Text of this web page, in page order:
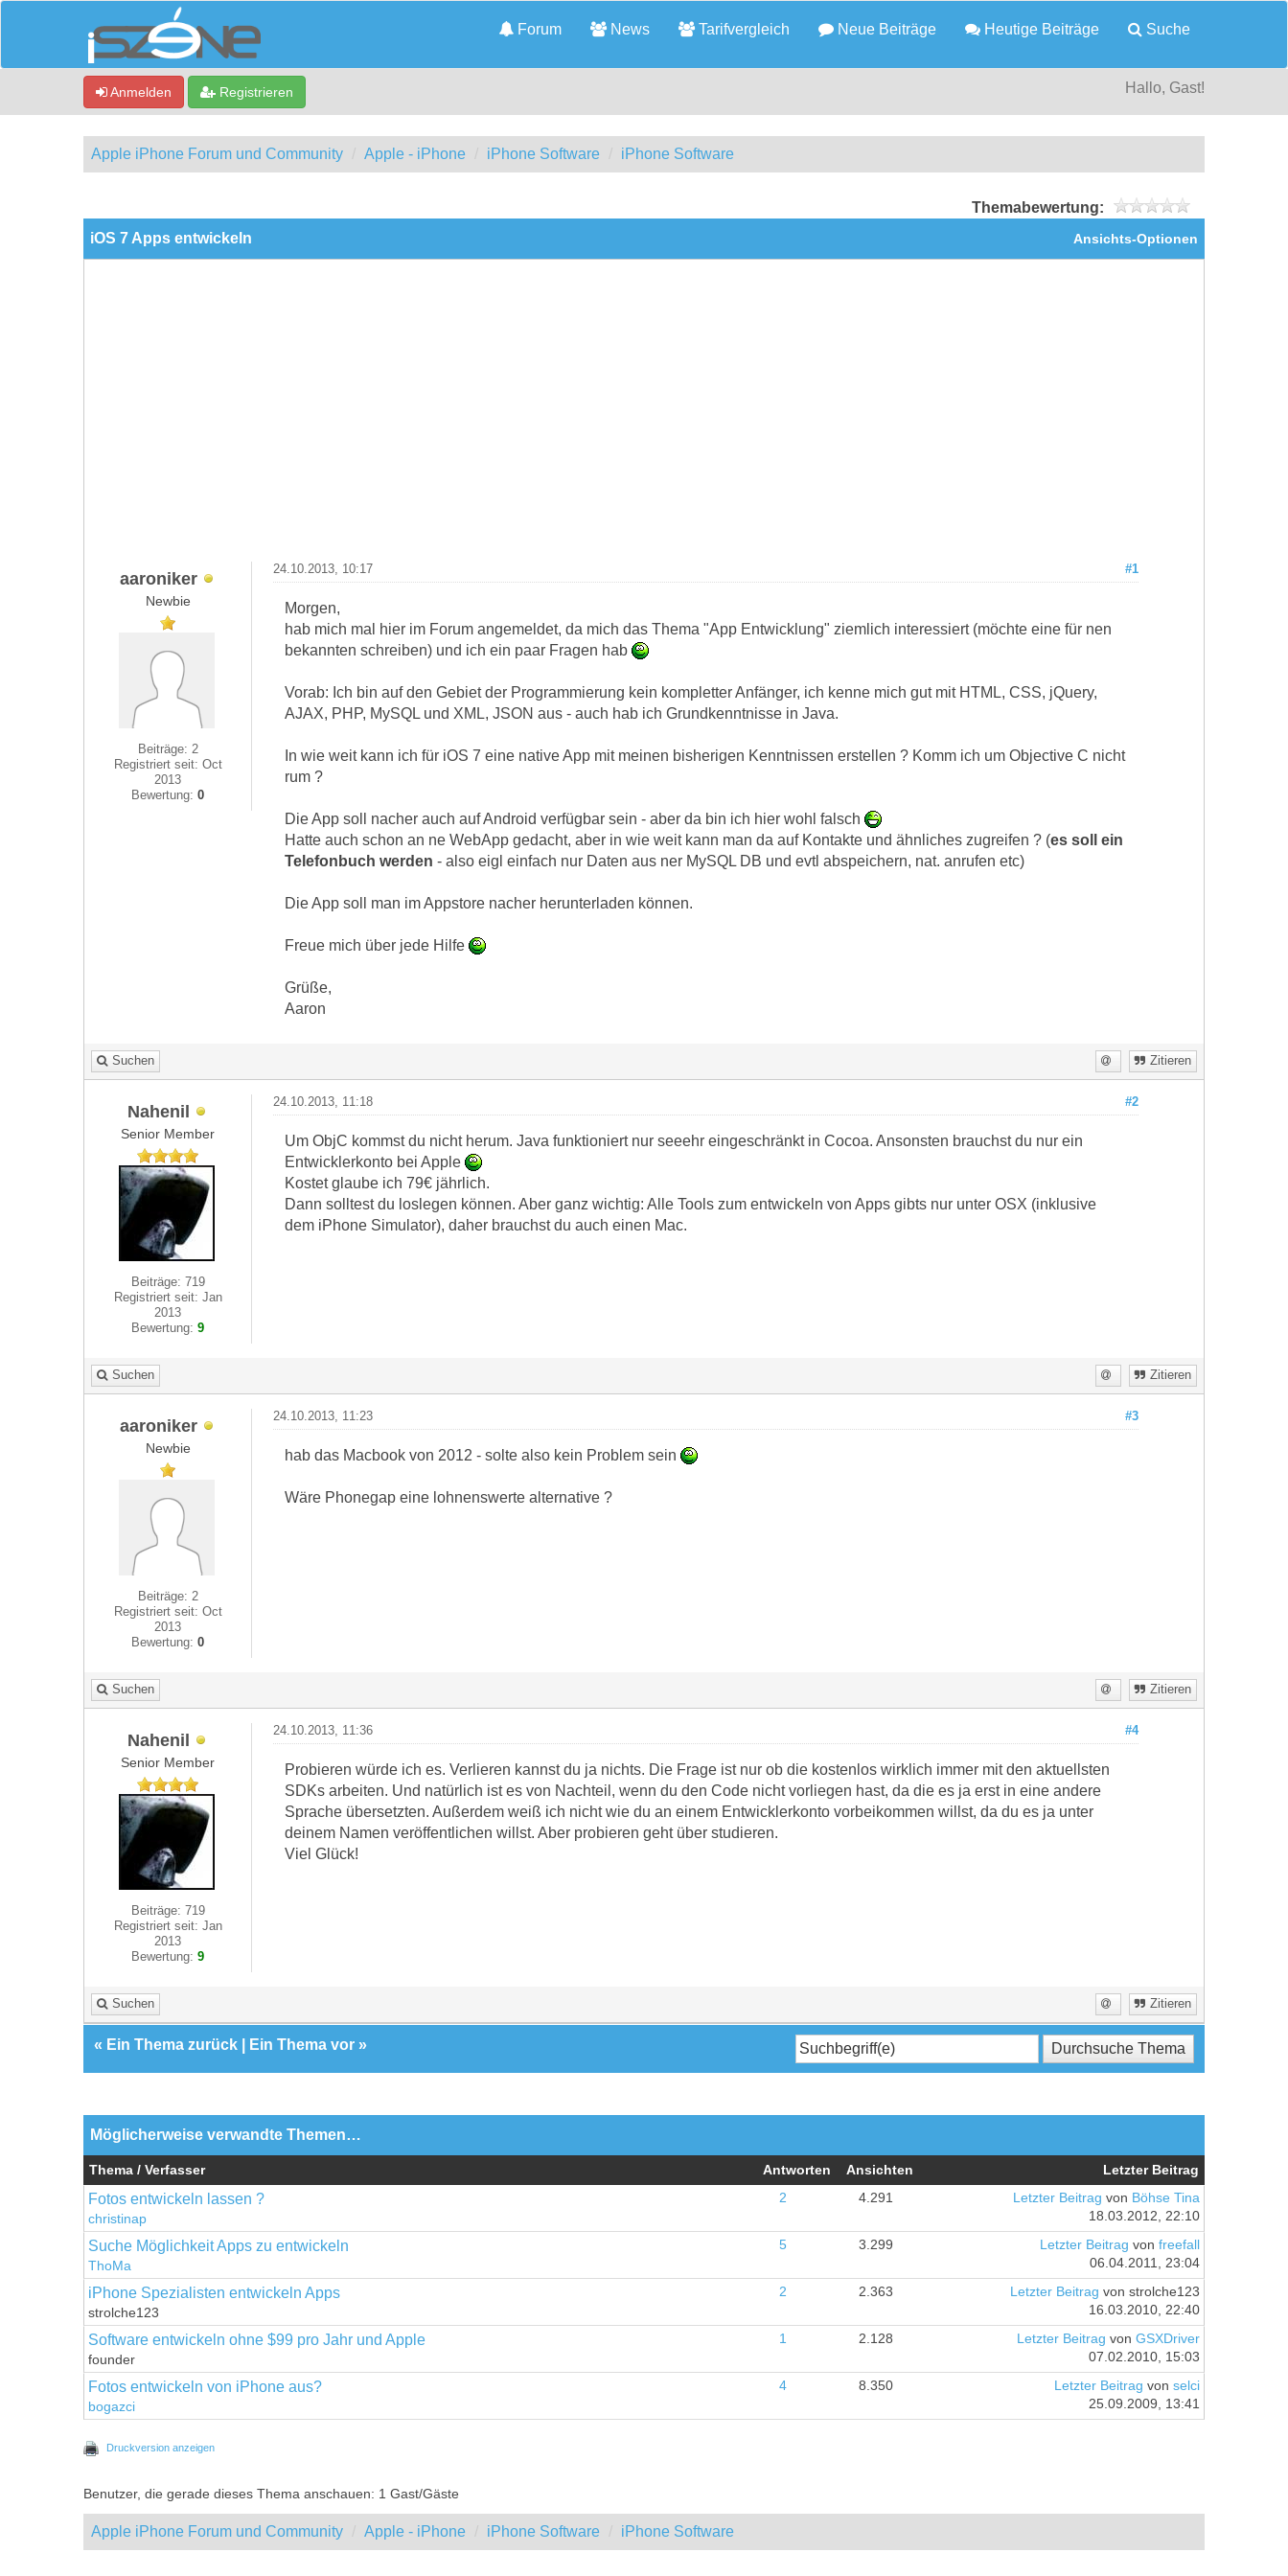
Forum News Tarifvergleich Neue Beiträge Heutige Beiträge Suche
Anmelden Registrieren Hallo, Gast!
Apple iPhone Forum und Community Apple - iPhone iPhone Software iPhone Software
Themabewertung:
Ansichts-Optionen
iOS 7 Apps entwickeln
aaroniker
Newbie
Beiträge: 2
Registriert seit: Oct
2013
Bewertung:0
#1
24.10.2013, 10:17
Morgen,
hab mich mal hier im Forum angemeldet, da mich das Thema "App Entwicklung" ziemlich interessiert (möchte eine für nen
bekannten schreiben) und ich ein paar Fragen hab
Vorab: Ich bin auf den Gebiet der Programmierung kein kompletter Anfänger, ich kenne mich gut mit HTML, CSS, jQuery,
AJAX, PHP, MySQL und XML, JSON aus - auch hab ich Grundkenntnisse in Java.
In wie weit kann ich für iOS 7 eine native App mit meinen bisherigen Kenntnissen erstellen ? Komm ich um Objective C nicht
rum ?
Die App soll nacher auch auf Android verfügbar sein - aber da bin ich hier wohl falsch
Hatte auch schon an ne WebApp gedacht, aber in wie weit kann man da auf Kontakte und ähnliches zugreifen ? (es soll ein
Telefonbuch werden - also eigl einfach nur Daten aus ner MySQL DB und evtl abspeichern, nat. anrufen etc)
Die App soll man im Appstore nacher herunterladen können.
Freue mich über jede Hilfe
Grüße,
Aaron
Suchen Zitieren
Nahenil
Senior Member
Beiträge: 719
Registriert seit: Jan
2013
Bewertung:9
#2
24.10.2013, 11:18
Um ObjC kommst du nicht herum. Java funktioniert nur seeehr eingeschränkt in Cocoa. Ansonsten brauchst du nur ein
Entwicklerkonto bei Apple
Kostet glaube ich 79€ jährlich.
Dann solltest du loslegen können. Aber ganz wichtig: Alle Tools zum entwickeln von Apps gibts nur unter OSX (inklusive
dem iPhone Simulator), daher brauchst du auch einen Mac.
Suchen Zitieren
aaroniker
Newbie
Beiträge: 2
Registriert seit: Oct
2013
Bewertung:0
#3
24.10.2013, 11:23
hab das Macbook von 2012 - solte also kein Problem sein
Wäre Phonegap eine lohnenswerte alternative ?
Suchen Zitieren
Nahenil
Senior Member
Beiträge: 719
Registriert seit: Jan
2013
Bewertung:9
#4
24.10.2013, 11:36
Probieren würde ich es. Verlieren kannst du ja nichts. Die Frage ist nur ob die kostenlos wirklich immer mit den aktuellsten
SDKs arbeiten. Und natürlich ist es von Nachteil, wenn du den Code nicht vorliegen hast, da die es ja erst in eine andere
Sprache übersetzten. Außerdem weiß ich nicht wie du an einem Entwicklerkonto vorbeikommen willst, da du es ja unter
deinem Namen veröffentlichen willst. Aber probieren geht über studieren.
Viel Glück!
Suchen Zitieren
« Ein Thema zurück Ein Thema vor »
Möglicherweise verwandte Themen…
Thema / Verfasser Antworten Ansichten Letzter Beitrag
Fotos entwickeln lassen ?
christinap
2 4.291 Letzter Beitrag von Böhse Tina
18.03.2012, 22:10
Suche Möglichkeit Apps zu entwickeln
ThoMa
5 3.299 Letzter Beitrag von freefall
06.04.2011, 23:04
iPhone Spezialisten entwickeln Apps
strolche123
2 2.363 Letzter Beitrag von strolche123
16.03.2010, 22:40
Software entwickeln ohne $99 pro Jahr und Apple
founder
1 2.128 Letzter Beitrag von GSXDriver
07.02.2010, 15:03
Fotos entwickeln von iPhone aus?
bogazci
4 8.350 Letzter Beitrag von selci
25.09.2009, 13:41
Druckversion anzeigen
Benutzer, die gerade dieses Thema anschauen: 1 Gast/Gäste
Apple iPhone Forum und Community Apple - iPhone iPhone Software iPhone Software